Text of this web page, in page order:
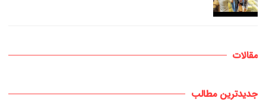
مقالات
جدیدترین مطالب